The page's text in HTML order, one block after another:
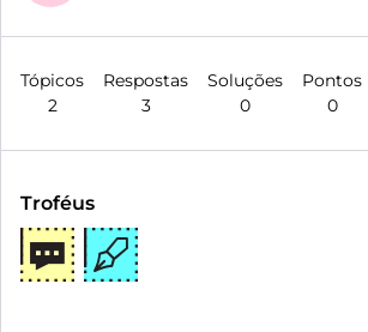
Tópicos
2
Respostas
3
Soluções
0
Pontos
0
Troféus